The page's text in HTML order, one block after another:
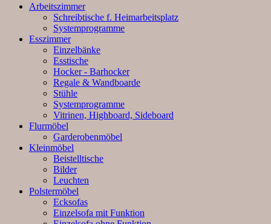
Arbeitszimmer
Schreibtische f. Heimarbeitsplatz
Systemprogramme
Esszimmer
Einzelbänke
Esstische
Hocker - Barhocker
Regale & Wandboarde
Stühle
Systemprogramme
Vitrinen, Highboard, Sideboard
Flurmöbel
Garderobenmöbel
Kleinmöbel
Beistelltische
Bilder
Leuchten
Polstermöbel
Ecksofas
Einzelsofa mit Funktion